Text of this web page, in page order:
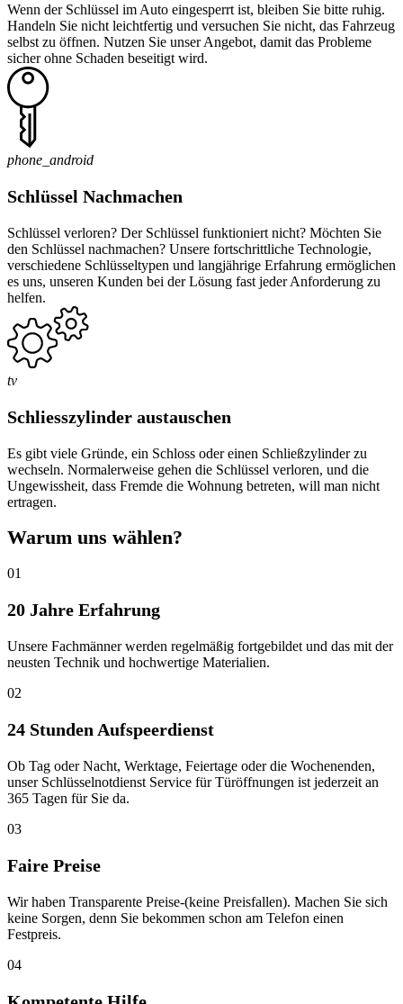
Wenn der Schlüssel im Auto eingesperrt ist, bleiben Sie bitte ruhig.
Handeln Sie nicht leichtfertig und versuchen Sie nicht, das Fahrzeug
selbst zu öffnen. Nutzen Sie unser Angebot, damit das Probleme
sicher ohne Schaden beseitigt wird.
phone_android
Schlüssel Nachmachen
Schlüssel verloren? Der Schlüssel funktioniert nicht? Möchten Sie
den Schlüssel nachmachen? Unsere fortschrittliche Technologie,
verschiedene Schlüsseltypen und langjährige Erfahrung ermöglichen
es uns, unseren Kunden bei der Lösung fast jeder Anforderung zu
helfen.
tv
Schliesszylinder austauschen
Es gibt viele Gründe, ein Schloss oder einen Schließzylinder zu
wechseln. Normalerweise gehen die Schlüssel verloren, und die
Ungewissheit, dass Fremde die Wohnung betreten, will man nicht
ertragen.
Warum uns wählen?
01
20 Jahre Erfahrung
Unsere Fachmänner werden regelmäßig fortgebildet und das mit der
neusten Technik und hochwertige Materialien.
02
24 Stunden Aufspeerdienst
Ob Tag oder Nacht, Werktage, Feiertage oder die Wochenenden,
unser Schlüsselnotdienst Service für Türöffnungen ist jederzeit an
365 Tagen für Sie da.
03
Faire Preise
Wir haben Transparente Preise-(keine Preisfallen). Machen Sie sich
keine Sorgen, denn Sie bekommen schon am Telefon einen
Festpreis.
04